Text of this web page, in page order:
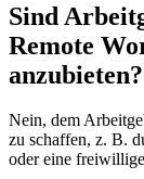
Sind
Remote
anzubieten?
Nein, dem
zu schaffen, z. B.
oder eine